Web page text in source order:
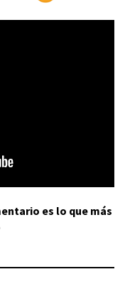
es lo que más